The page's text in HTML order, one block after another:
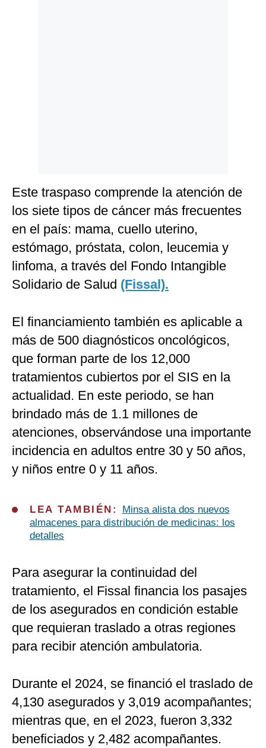
Este traspaso comprende la atención de
los siete tipos de cáncer más frecuentes
en el país: mama, cuello uterino,
estómago, próstata, colon, leucemia y
linfoma, a través del Fondo Intangible
Solidario de Salud (Fissal).
El financiamiento también es aplicable a
más de 500 diagnósticos oncológicos,
que forman parte de los 12,000
tratamientos cubiertos por el SIS en la
actualidad. En este periodo, se han
brindado más de 1.1 millones de
atenciones, observándose una importante
incidencia en adultos entre 30 y 50 años,
y niños entre 0 y 11 años.
LEA TAMBIÉN:
Minsa alista dos nuevos
almacenes para distribución de medicinas: los
detalles
Para asegurar la continuidad del
tratamiento, el Fissal financia los pasajes
de los asegurados en condición estable
que requieran traslado a otras regiones
para recibir atención ambulatoria.
Durante el 2024, se financió el traslado de
4,130 asegurados y 3,019 acompañantes;
mientras que, en el 2023, fueron 3,332
beneficiados y 2,482 acompañantes.